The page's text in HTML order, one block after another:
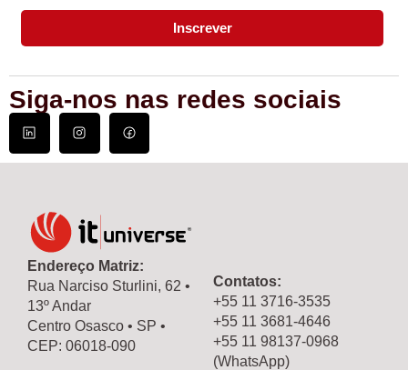
Siga-nos nas redes sociais
Endereço Matriz:
Rua Narciso Sturlini, 62 •
13º Andar
Centro Osasco • SP •
CEP: 06018-090
Contatos:
+55 11 3716-3535
+55 11 3681-4646
+55 11 98137-0968
(WhatsApp)